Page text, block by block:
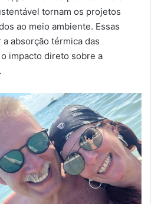
tornam os projetos
ao meio ambiente. Essas
absorção térmica das
impacto direto sobre a